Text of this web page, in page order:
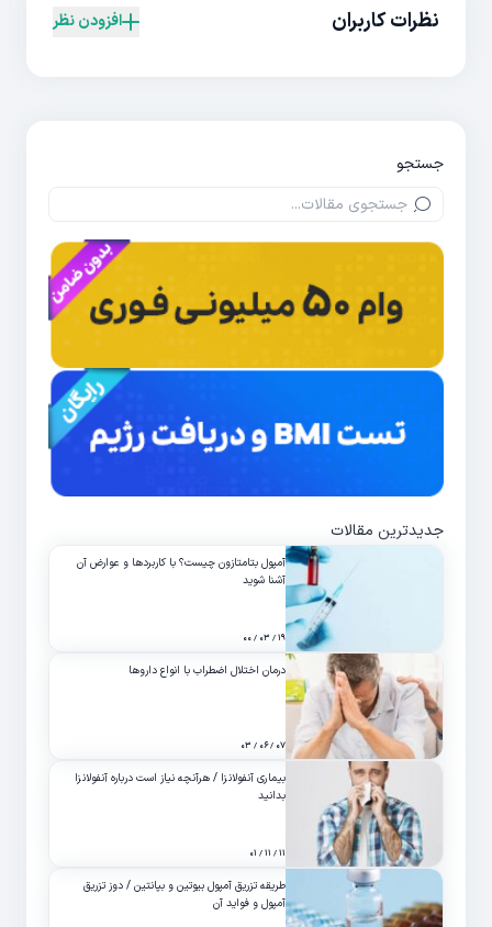
نظرات کاربران افزودن نظر
جستجو
جدیدترین مقالات
آمپول بتامتازون چیست؟ با کاربردها و عوارض آن
آشنا شوید
۱۹ / ۰۳ / ۰۰
درمان اختلال اضطراب با انواع داروها
۰۷ / ۰۶ / ۰۳
بیماری آنفولانزا / هرآنچه نیاز است درباره آنفولانزا
بدانید
۱۱ / ۱۱ / ۰۱
طریقه تزریق آمپول بیوتین و بپانتین / دوز تزریق
آمپول و فواید آن